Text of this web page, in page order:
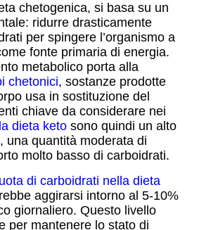
chetogenica, si basa su un
ridurre drasticamente
per spingere l’organismo a
fonte primaria di energia.
metabolico porta alla
chetonici, sostanze prodotte
usa in sostituzione del
chiave da considerare nei
dieta keto sono quindi un alto
una quantità moderata di
molto basso di carboidrati.
di carboidrati nella dieta
aggirarsi intorno al 5-10%
giornaliero. Questo livello
per mantenere lo stato di